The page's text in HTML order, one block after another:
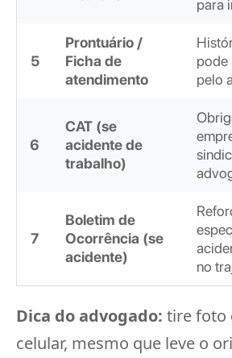
para
5
Prontuário /
Ficha de
atendimento
pode
pelo
6
CAT (se
acidente de
trabalho)
7
Boletim de
Ocorrência (se
acidente)
no
Dica do advogado: tire foto
celular, mesmo que leve o